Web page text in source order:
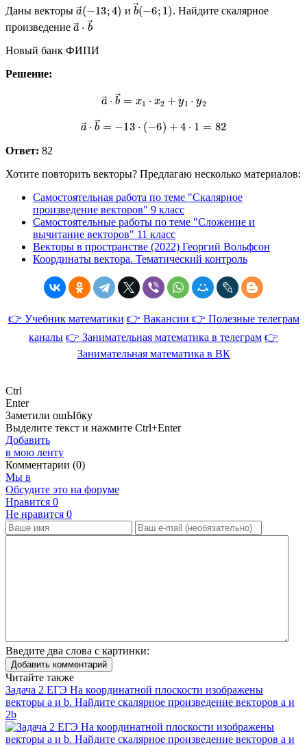
Даны векторы a→ (−13; и b→ (− 6 ; )
. Найдите скалярное
произведение a →⋅
Новый банк ФИПИ
Решение:
→⋅b
→ 13 −
Ответ: 82
Хотите повторить векторы? Предлагаю несколько материалов:
Самостоятельная работа по теме "Скалярное
произведение векторов" 9 класс
Самостоятельные работы по теме "Сложение и
вычитание векторов" 11 класс
Векторы в пространстве (2022) Георгий Вольфсон
Координаты вектора. Тематический контроль
👉 Учебник математики 👉 Вакансии 👉 Полезные телеграм
каналы 👉 Занимательная математика в телеграм 👉
Занимательная математика в ВК
Ctrl
Enter
Заметили ошЫбку
Выделите текст и нажмите Ctrl+Enter
Добавить
в мою ленту
Комментарии (0)
Мы в
Обсудите это на форуме
Нравится 0
Не нравится 0
Введите два слова с картинки:
Добавить комментарий
Читайте также
Задача 2 ЕГЭ На координатной плоскости изображены
векторы a и b. Найдите скалярное произведение векторов a и
2b